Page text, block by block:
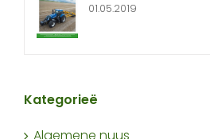
01.05.2019
Kategorieë